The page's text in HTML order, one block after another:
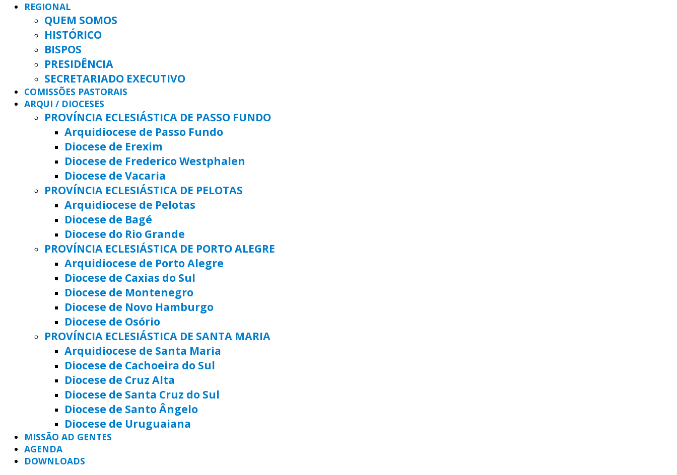
REGIONAL
QUEM SOMOS
HISTÓRICO
BISPOS
PRESIDÊNCIA
SECRETARIADO EXECUTIVO
COMISSÕES PASTORAIS
ARQUI / DIOCESES
PROVÍNCIA ECLESIÁSTICA DE PASSO FUNDO
Arquidiocese de Passo Fundo
Diocese de Erexim
Diocese de Frederico Westphalen
Diocese de Vacaria
PROVÍNCIA ECLESIÁSTICA DE PELOTAS
Arquidiocese de Pelotas
Diocese de Bagé
Diocese do Rio Grande
PROVÍNCIA ECLESIÁSTICA DE PORTO ALEGRE
Arquidiocese de Porto Alegre
Diocese de Caxias do Sul
Diocese de Montenegro
Diocese de Novo Hamburgo
Diocese de Osório
PROVÍNCIA ECLESIÁSTICA DE SANTA MARIA
Arquidiocese de Santa Maria
Diocese de Cachoeira do Sul
Diocese de Cruz Alta
Diocese de Santa Cruz do Sul
Diocese de Santo Ângelo
Diocese de Uruguaiana
MISSÃO AD GENTES
AGENDA
DOWNLOADS